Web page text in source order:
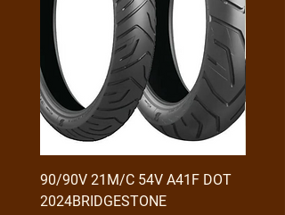
90/90V 21M/C 54V A41F DOT
2024BRIDGESTONE